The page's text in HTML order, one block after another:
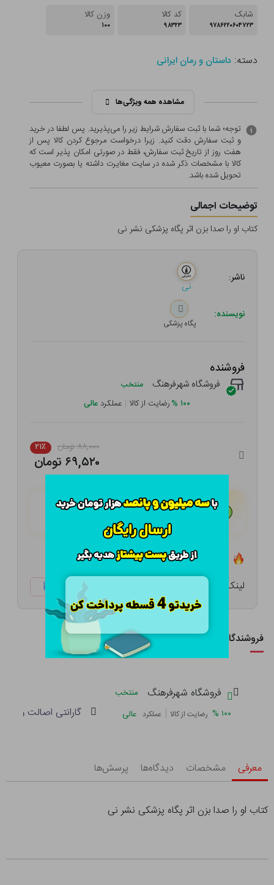
شابک
۹۷۸۶۲۲۰۶۰۴۷۲۳
کد کالا
۹۸۳۲۳
وزن کالا
۱۰۰
دسته:داستان و رمان ایرانی
مشاهده همه ویژگی‌ها
توجه؛ شما با ثبت سفارش شرایط زیر را می‌پذیرید. پس لطفا در خرید
و ثبت سفارش دقت کنید. زیرا درخواست مرجوع کردن کالا پس از
هفت روز از تاریخ ثبت سفارش، فقط در صورتی امکان پذیر است که
کالا با مشخصات ذکر شده در سایت مغایرت داشته یا بصورت معيوب
تحویل شده باشد.
توضیحات اجمالی
کتاب او را صدا بزن اثر پگاه پزشکی نشر نی
ناشر:
نی
نویسنده:
پگاه پزشکی
فروشنده
فروشگاه شهرفرهنگ منتخب
۱۰۰ %رضایت از کالا | عملکرد عالی
۸۸,۰۰۰ تومان ۲۱٪
۶۹,۵۲۰ تومان
هـر قسط با تــرب‌پــی:۱۷,۳۸۰ تومان
لینک کوتاه: ketabtala.com/sbp-41571
فروشندگان این کالا
فروشگاه شهرفرهنگ
منتخب
۱۰۰ % رضایت از کالا | عملکرد عالی گارانتی اصالت و
معرفی مشخصات دیدگاه‌ها پرسش‌ها
کتاب او را صدا بزن اثر پگاه پزشکی نشر نی